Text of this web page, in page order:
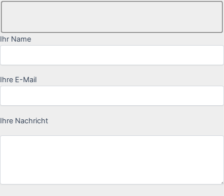
Ihr Name
Ihre E-Mail
Ihre Nachricht